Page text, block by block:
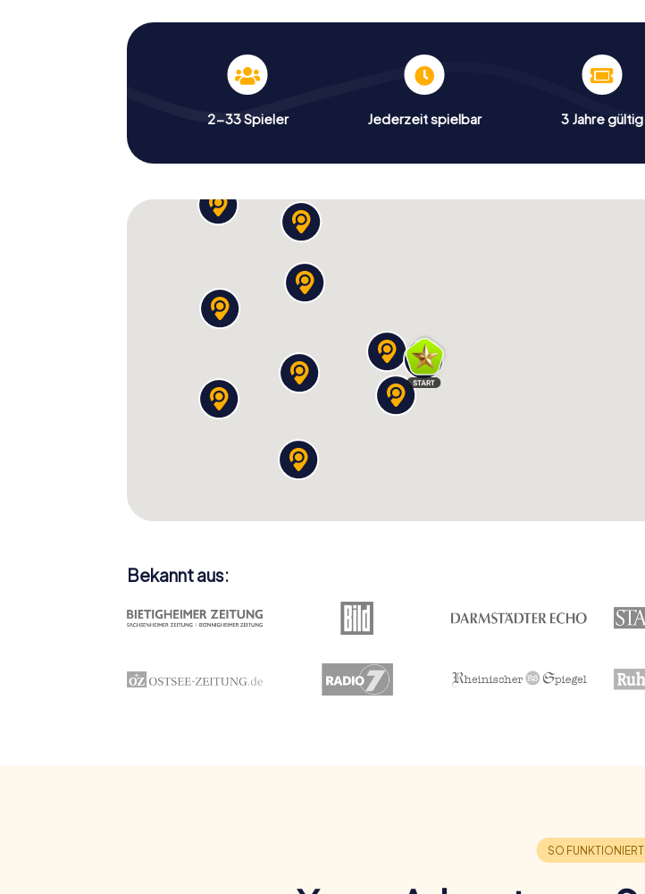
2-33 Spieler Jederzeit spielbar 3 Jahre gültig
Bekannt aus: